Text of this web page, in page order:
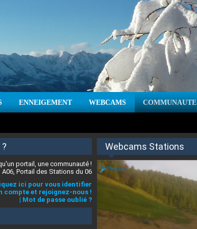
ENNEIGEMENT WEBCAMS COMMUNAUTE
portail, une communauté !
A06, Portail des Stations du 06
ici pour vous identifier
compte et rejoignez-nous !
| Mot de passe oublié ?
Webcams Stations